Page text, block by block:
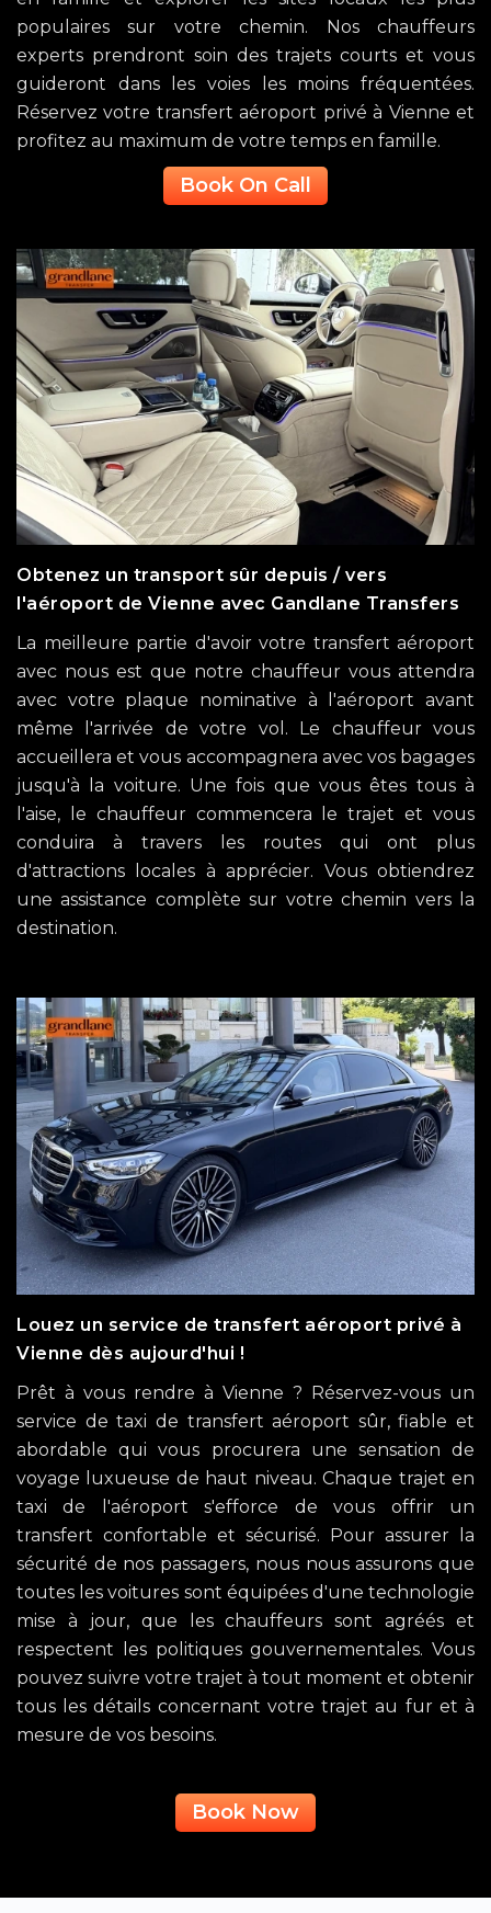
populaires sur votre chemin. Nos chauffeurs
experts prendront soin des trajets courts et vous
guideront dans les voies les moins fréquentées.
Réservez votre transfert aéroport privé à Vienne et
profitez au maximum de votre temps en famille.
Book On Call
Obtenez un transport sûr depuis / vers
l'aéroport de Vienne avec Gandlane Transfers
La meilleure partie d'avoir votre transfert aéroport
avec nous est que notre chauffeur vous attendra
avec votre plaque nominative à l'aéroport avant
même l'arrivée de votre vol. Le chauffeur vous
accueillera et vous accompagnera avec vos bagages
jusqu'à la voiture. Une fois que vous êtes tous à
l'aise, le chauffeur commencera le trajet et vous
conduira à travers les routes qui ont plus
d'attractions locales à apprécier. Vous obtiendrez
une assistance complète sur votre chemin vers la
destination.
Louez un service de transfert aéroport privé à
Vienne dès aujourd'hui !
Prêt à vous rendre à Vienne ? Réservez-vous un
service de taxi de transfert aéroport sûr, fiable et
abordable qui vous procurera une sensation de
voyage luxueuse de haut niveau. Chaque trajet en
taxi de l'aéroport s'efforce de vous offrir un
transfert confortable et sécurisé. Pour assurer la
sécurité de nos passagers, nous nous assurons que
toutes les voitures sont équipées d'une technologie
mise à jour, que les chauffeurs sont agréés et
respectent les politiques gouvernementales. Vous
pouvez suivre votre trajet à tout moment et obtenir
tous les détails concernant votre trajet au fur et à
mesure de vos besoins.
Book Now